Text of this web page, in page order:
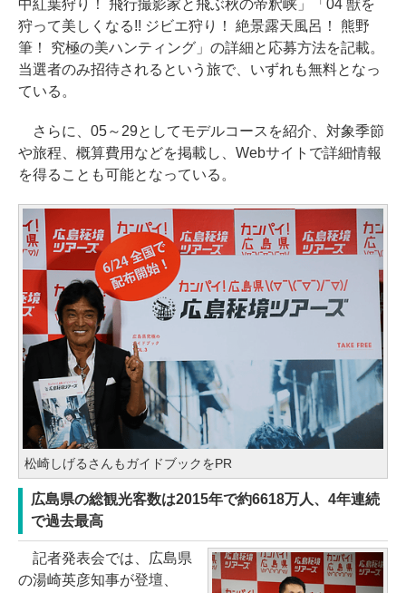
中紅葉狩り！ 飛行撮影家と飛ぶ秋の帝釈峡」「04 獣を
狩って美しくなる!! ジビエ狩り！ 絶景露天風呂！ 熊野
筆！ 究極の美ハンティング」の詳細と応募方法を記載。
当選者のみ招待されるという旅で、いずれも無料となっ
ている。
さらに、05～29としてモデルコースを紹介、対象季節
や旅程、概算費用などを掲載し、Webサイトで詳細情報
を得ることも可能となっている。
松崎しげるさんもガイドブックをPR
広島県の総観光客数は2015年で約6618万人、4年連続
で過去最高
記者発表会では、広島県
の湯崎英彦知事が登壇、